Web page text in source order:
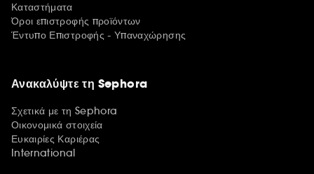
Καταστήματα
Όροι επιστροφής προϊόντων
Έντυπο Επιστροφής - Υπαναχώρησης
Ανακαλύψτε τη Sephora
Σχετικά με τη Sephora
Οικονομικά στοιχεία
Ευκαιρίες Καριέρας
International